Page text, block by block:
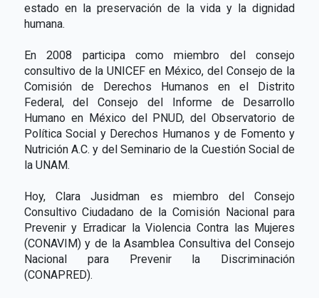
estado en la preservación de la vida y la dignidad
humana.
En 2008 participa como miembro del consejo
consultivo de la UNICEF en México, del Consejo de la
Comisión de Derechos Humanos en el Distrito
Federal, del Consejo del Informe de Desarrollo
Humano en México del PNUD, del Observatorio de
Política Social y Derechos Humanos y de Fomento y
Nutrición A.C. y del Seminario de la Cuestión Social de
la UNAM.
Hoy, Clara Jusidman es miembro del Consejo
Consultivo Ciudadano de la Comisión Nacional para
Prevenir y Erradicar la Violencia Contra las Mujeres
(CONAVIM) y de la Asamblea Consultiva del Consejo
Nacional para Prevenir la Discriminación
(CONAPRED).